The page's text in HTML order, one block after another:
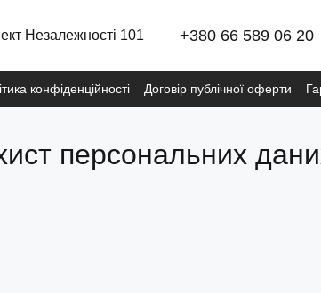
Незалежності 101 +380 66 589 06 20
конфіденційності Договір публічної оферти
з послуг навчання Політика конфіденційності
персональних